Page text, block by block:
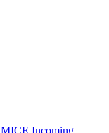
MICE Incoming